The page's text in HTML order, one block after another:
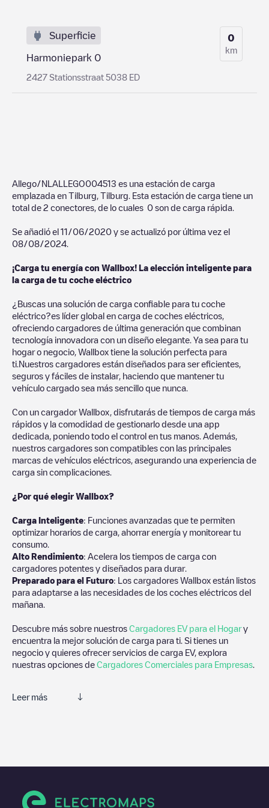
Superficie
Harmoniepark 0
2427 Stationsstraat 5038 ED
0
km
Allego/NLALLEGO004513 es una estación de carga
emplazada en Tilburg Tilburg . Esta estación de carga tiene un
total de 2 conectores, de lo cuales 0 son de carga rápida.
Se añadió el 11/06/2020 y se actualizó por última vez el
08/08/2024
¡Carga tu energía con Wallbox! La elección inteligente para
la carga de tu coche eléctrico
¿Buscas una solución de carga confiable para tu coche
eléctrico?es líder global en carga de coches eléctricos,
ofreciendo cargadores de última generación que combinan
tecnología innovadora con un diseño elegante. Ya sea para tu
hogar o negocio, Wallbox tiene la solución perfecta para
ti.Nuestros cargadores están diseñados para ser eficientes,
seguros y fáciles de instalar, haciendo que mantener tu
vehículo cargado sea más sencillo que nunca.
Con un cargador Wallbox, disfrutarás de tiempos de carga más
rápidos y la comodidad de gestionarlo desde una app
dedicada, poniendo todo el control en tus manos. Además,
nuestros cargadores son compatibles con las principales
marcas de vehículos eléctricos, asegurando una experiencia de
carga sin complicaciones.
¿Por qué elegir Wallbox?
Carga Inteligente: Funciones avanzadas que te permiten
optimizar horarios de carga, ahorrar energía y monitorear tu
consumo.
Alto Rendimiento: Acelera los tiempos de carga con
cargadores potentes y diseñados para durar.
Preparado para el Futuro: Los cargadores Wallbox están listos
para adaptarse a las necesidades de los coches eléctricos del
mañana.
Descubre más sobre nuestros Cargadores EV para el Hogary
encuentra la mejor solución de carga para ti. Si tienes un
negocio y quieres ofrecer servicios de carga EV, explora
nuestras opciones de Cargadores Comerciales para Empresas
Leer más
su vehículo eléctrico.